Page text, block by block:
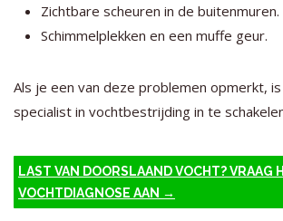
Zichtbare scheuren in de buitenmuren.
Schimmelplekken en een muffe geur.
Als je een van deze problemen opmerkt,
specialist in vochtbestrijding in te
LAST VAN DOORSLAAND VOCHT? VRAAG
VOCHTDIAGNOSE AAN →